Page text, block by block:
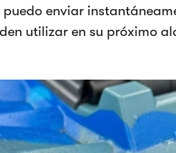
enviar
utilizar en su próximo